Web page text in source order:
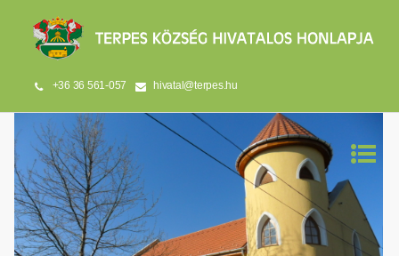
+36 36 561-057 hivatal@terpes.hu